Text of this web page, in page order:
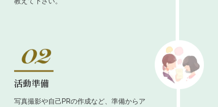
活動準備
写真撮影や自己PRの作成など、準備からア